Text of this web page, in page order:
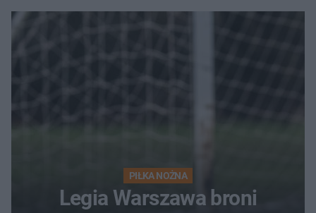
PIŁKA NOŻNA
Legia Warszawa broni